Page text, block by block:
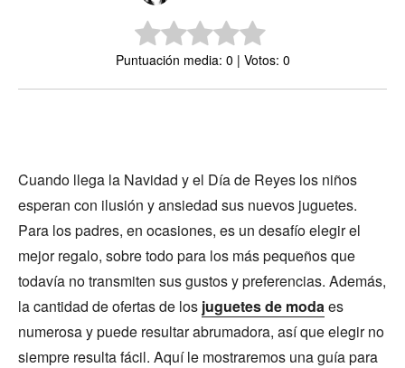
Puntuación media: 0 | Votos: 0
Cuando llega la Navidad y el Día de Reyes los niños
esperan con ilusión y ansiedad sus nuevos juguetes.
Para los padres, en ocasiones, es un desafío elegir el
mejor regalo, sobre todo para los más pequeños que
todavía no transmiten sus gustos y preferencias. Además,
la cantidad de ofertas de los juguetes de modaes
numerosa y puede resultar abrumadora, así que elegir no
siempre resulta fácil. Aquí le mostraremos una guía para